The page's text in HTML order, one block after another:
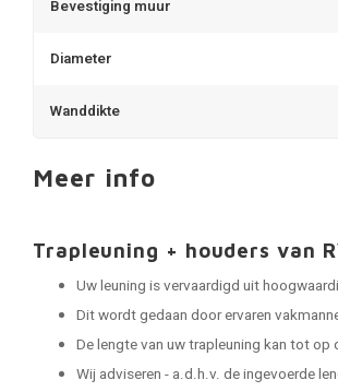
Bevestiging muur
Diameter
Wanddikte
Meer info
Trapleuning + houders van
Uw leuning is vervaardigd uit
Dit wordt gedaan door ervaren
De lengte van uw trapleuning kan tot
Wij adviseren - a.d.h.v. de ingevoerde